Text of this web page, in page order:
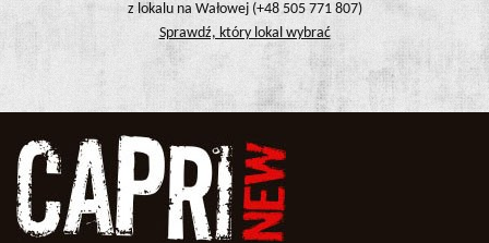
z lokalu na Wałowej (+48 505 771 807)
Sprawdź, który lokal wybrać